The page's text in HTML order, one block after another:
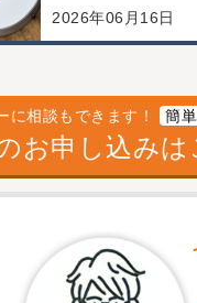
2026年06月16日
に相談もできます！ 簡
お申し込みは